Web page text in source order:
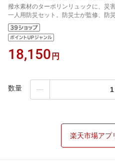
撥水素材のターポリンリュックに、災
一人用防災セット。防災士が監修、防
18,150 円
数量
楽天市場アプ